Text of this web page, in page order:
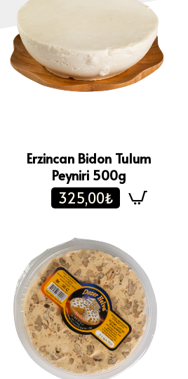
Erzincan Bidon Tulum
Peyniri 500g
325,00₺